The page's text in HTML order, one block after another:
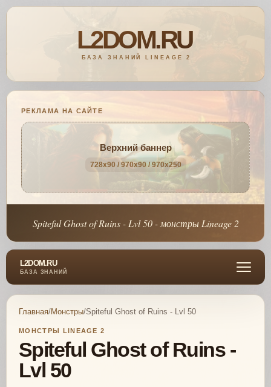
РЕКЛАМА НА САЙТЕ
Верхний баннер
728x90 / 970x90 / 970x250
Spiteful Ghost of Ruins - Lvl 50 - монстры Lineage 2
L2DOM.RU
БАЗА ЗНАНИЙ
Главная/Монстры/Spiteful Ghost of Ruins - Lvl 50
МОНСТРЫ LINEAGE 2
Spiteful Ghost of Ruins -
Lvl 50